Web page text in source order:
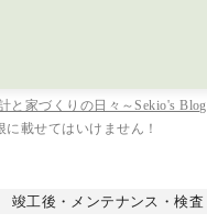
と家づくりの日々～Sekio's Blog
に載せてはいけません！
竣工後・メンテナンス・検査